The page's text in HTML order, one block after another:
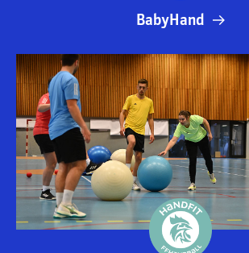
BabyHand